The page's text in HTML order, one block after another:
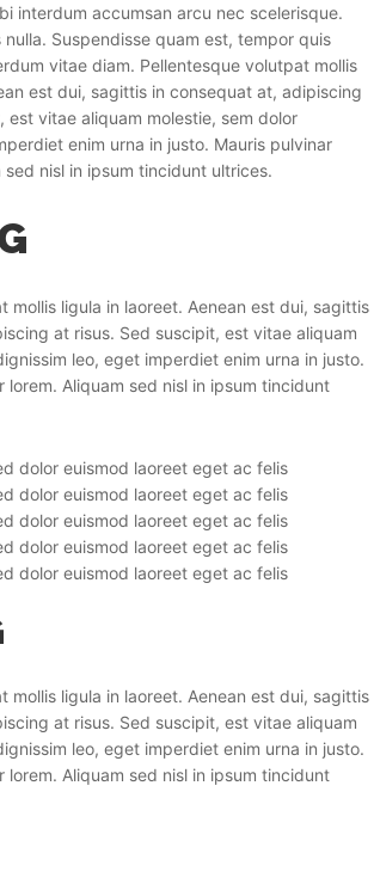
interdum accumsan arcu nec scelerisque.
nulla. Suspendisse quam est, tempor quis
vitae diam. Pellentesque volutpat mollis
est dui, sagittis in consequat at, adipiscing
est vitae aliquam molestie, sem dolor
enim urna in justo. Mauris pulvinar
nisl in ipsum tincidunt ultrices.
mollis ligula in laoreet. Aenean est dui, sagittis
at risus. Sed suscipit, est vitae aliquam
leo, eget imperdiet enim urna in justo.
lorem. Aliquam sed nisl in ipsum tincidunt
dolor euismod laoreet eget ac felis
dolor euismod laoreet eget ac felis
dolor euismod laoreet eget ac felis
dolor euismod laoreet eget ac felis
dolor euismod laoreet eget ac felis
mollis ligula in laoreet. Aenean est dui, sagittis
at risus. Sed suscipit, est vitae aliquam
leo, eget imperdiet enim urna in justo.
lorem. Aliquam sed nisl in ipsum tincidunt